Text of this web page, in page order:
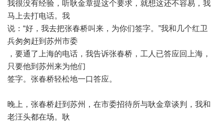
我很没有经验，听耿金章提这个要求，就想这还不容易，我
马上去打电话。我
说： “好，我去把张春桥叫来，为你们签字。 ”我和几个红卫
兵匆匆赶到苏州市委
，要通了上海的电话，我告诉张春桥，工人已答应回上海，
只要他到苏州来为他们
签字。张春桥轻松地一口答应。
晚上，张春桥赶到苏州，在市委招待所与耿金章谈判，我和
老汪头都在场。耿